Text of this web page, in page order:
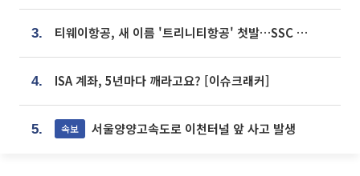
3. 티웨이항공, 새 이름 '트리니티항공' 첫발…SSC 전략 본격화
4. ISA 계좌, 5년마다 깨라고요? [이슈크래커]
5. 속보 서울양양고속도로 이천터널 앞 사고 발생